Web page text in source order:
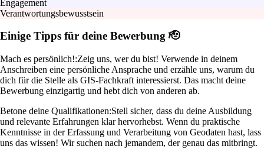
Engagement
Verantwortungsbewusstsein
Einige Tipps für deine Bewerbung 🫡
Mach es persönlich!:Zeig uns, wer du bist! Verwende in deinem
Anschreiben eine persönliche Ansprache und erzähle uns, warum du
dich für die Stelle als GIS-Fachkraft interessierst. Das macht deine
Bewerbung einzigartig und hebt dich von anderen ab.
Betone deine Qualifikationen:Stell sicher, dass du deine Ausbildung
und relevante Erfahrungen klar hervorhebst. Wenn du praktische
Kenntnisse in der Erfassung und Verarbeitung von Geodaten hast, lass
uns das wissen! Wir suchen nach jemandem, der genau das mitbringt.